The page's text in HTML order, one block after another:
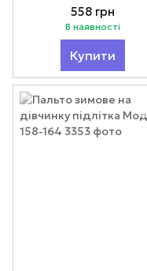
Черевички 122-152
558 грн
В наявності
Купити